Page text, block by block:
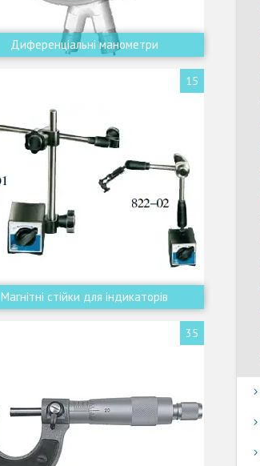
Диференціальні манометри
15
Магнітні стійки для індикаторів
35